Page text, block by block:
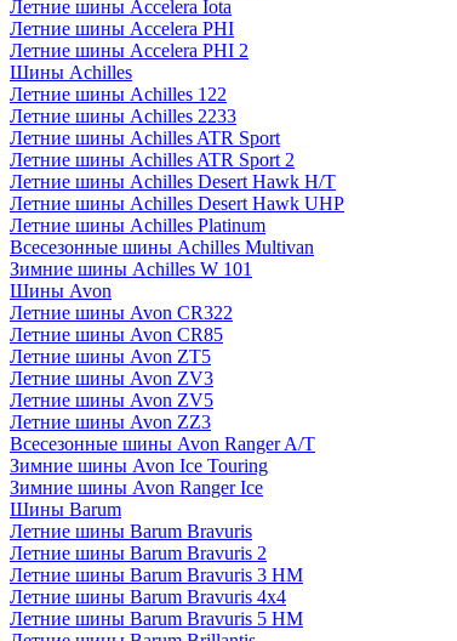
Летние шины Accelera Iota
Летние шины Accelera PHI
Летние шины Accelera PHI 2
Шины Achilles
Летние шины Achilles 122
Летние шины Achilles 2233
Летние шины Achilles ATR Sport
Летние шины Achilles ATR Sport 2
Летние шины Achilles Desert Hawk H/T
Летние шины Achilles Desert Hawk UHP
Летние шины Achilles Platinum
Всесезонные шины Achilles Multivan
Зимние шины Achilles W 101
Шины Avon
Летние шины Avon CR322
Летние шины Avon CR85
Летние шины Avon ZT5
Летние шины Avon ZV3
Летние шины Avon ZV5
Летние шины Avon ZZ3
Всесезонные шины Avon Ranger A/T
Зимние шины Avon Ice Touring
Зимние шины Avon Ranger Ice
Шины Barum
Летние шины Barum Bravuris
Летние шины Barum Bravuris 2
Летние шины Barum Bravuris 3 HM
Летние шины Barum Bravuris 4х4
Летние шины Barum Bravuris 5 HM